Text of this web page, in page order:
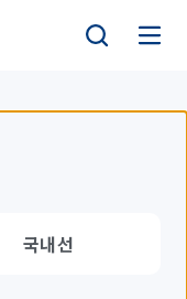
국내선